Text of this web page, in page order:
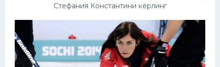
Стефания Константини кёрлинг